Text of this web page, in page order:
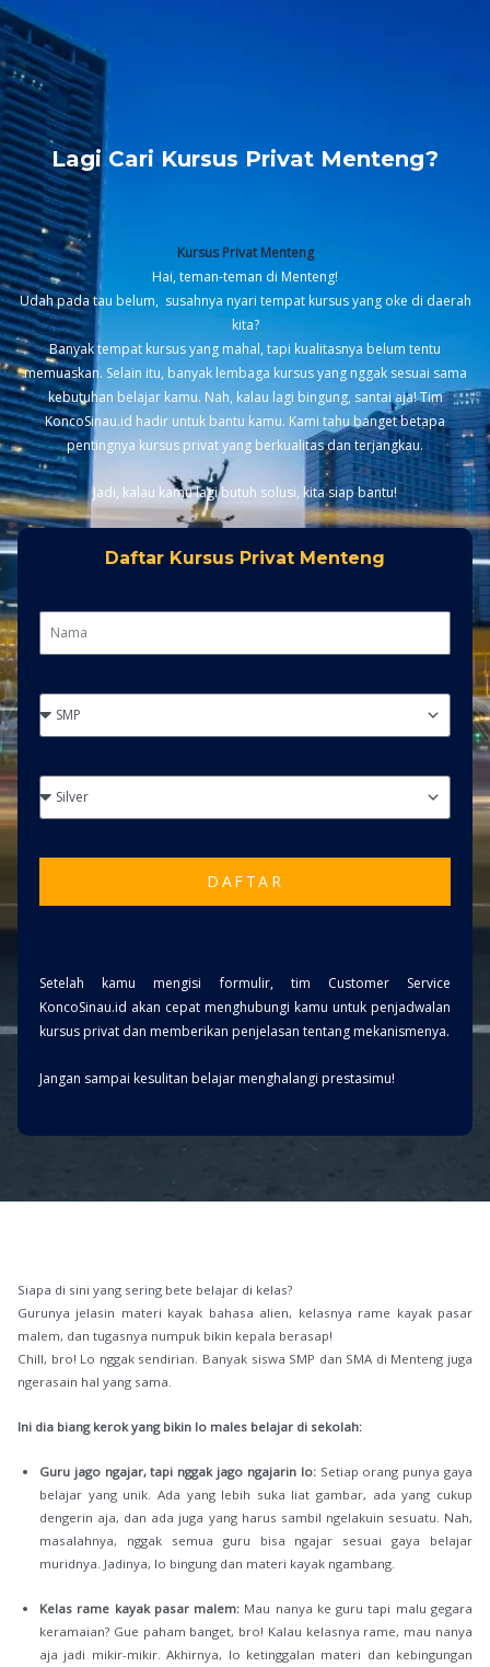
Lagi Cari Kursus Privat Menteng?
Kursus Privat Menteng
Hai, teman-teman di Menteng!
Udah pada tau belum, susahnya nyari tempat kursus yang oke di daerah
kita?
Banyak tempat kursus yang mahal, tapi kualitasnya belum tentu
memuaskan. Selain itu, banyak lembaga kursus yang nggak sesuai sama
kebutuhan belajar kamu. Nah, kalau lagi bingung, santai aja! Tim
KoncoSinau.id hadir untuk bantu kamu. Kami tahu banget betapa
pentingnya kursus privat yang berkualitas dan terjangkau.
Jadi, kalau kamu lagi butuh solusi, kita siap bantu!
Daftar Kursus Privat Menteng
DAFTAR
Setelah kamu mengisi formulir, tim Customer Service
KoncoSinau.id akan cepat menghubungi kamu untuk penjadwalan
kursus privat dan memberikan penjelasan tentang mekanismenya.
Jangan sampai kesulitan belajar menghalangi prestasimu!
Siapa di sini yang sering bete belajar di kelas?
Gurunya jelasin materi kayak bahasa alien, kelasnya rame kayak pasar
malem, dan tugasnya numpuk bikin kepala berasap!
Chill, bro! Lo nggak sendirian. Banyak siswa SMP dan SMA di Menteng juga
ngerasain hal yang sama.
Ini dia biang kerok yang bikin lo males belajar di sekolah:
Guru jago ngajar, tapi nggak jago ngajarin lo:Setiap orang punya gaya
belajar yang unik. Ada yang lebih suka liat gambar, ada yang cukup
dengerin aja, dan ada juga yang harus sambil ngelakuin sesuatu. Nah,
masalahnya, nggak semua guru bisa ngajar sesuai gaya belajar
muridnya. Jadinya, lo bingung dan materi kayak ngambang.
Kelas rame kayak pasar malem: Mau nanya ke guru tapi malu gegara
keramaian? Gue paham banget, bro! Kalau kelasnya rame, mau nanya
aja jadi mikir-mikir. Akhirnya, lo ketinggalan materi dan kebingungan